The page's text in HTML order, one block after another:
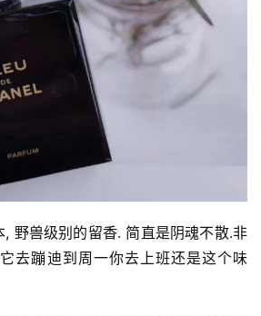
野兽级别的留香. 简直是阴魂不散.非
去蹦迪到周一你去上班还是这个味